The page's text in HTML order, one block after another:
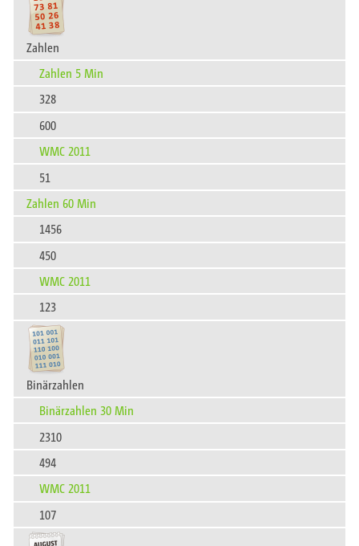
Zahlen
Zahlen 5 Min
328
600
WMC 2011
51
Zahlen 60 Min
1456
450
WMC 2011
123
Binärzahlen
Binärzahlen 30 Min
2310
494
WMC 2011
107